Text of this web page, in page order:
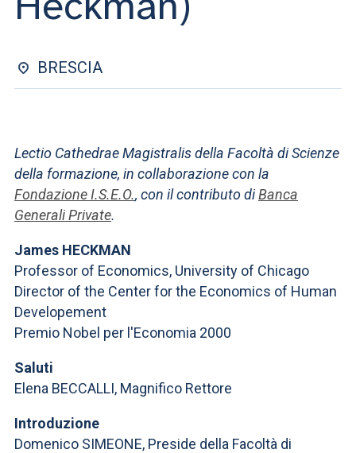
ACCEDI A CLOUDMAIL
BRESCIA
Lectio Cathedrae Magistralis della Facoltà di Scienze
della formazione, in collaborazione con la
Fondazione I.S.E.O., con il contributo diBanca
Generali Private.
James HECKMAN
Professor of Economics, University of Chicago
Director of the Center for the Economics of Human
Developement
Premio Nobel per l'Economia 2000
Saluti
Elena BECCALLI, Magnifico Rettore
Introduzione
Domenico SIMEONE, Preside della Facoltà di